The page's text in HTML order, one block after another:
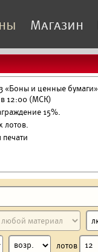
Магазин
«Боны и ценные бумаги»
в 12:00 (МСК)
15%.
лотов.
печати
лотов